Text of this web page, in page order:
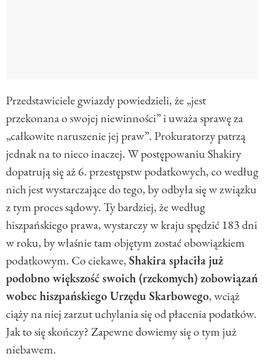
Przedstawiciele gwiazdy powiedzieli, że „jest
przekonana o swojej niewinności” i uważa sprawę za
„całkowite naruszenie jej praw”. Prokuratorzy patrzą
jednak na to nieco inaczej. W postępowaniu Shakiry
dopatrują się aż 6. przestępstw podatkowych, co według
nich jest wystarczające do tego, by odbyła się w związku
z tym proces sądowy. Ty bardziej, że według
hiszpańskiego prawa, wystarczy w kraju spędzić 183 dni
w roku, by właśnie tam objętym zostać obowiązkiem
podatkowym. Co ciekawe,Shakira spłaciła już
podobno większość swoich (rzekomych) zobowiązań
wobec hiszpańskiego Urzędu Skarbowego, wciąż
ciąży na niej zarzut uchylania się od płacenia podatków.
Jak to się skończy? Zapewne dowiemy się o tym już
niebawem.